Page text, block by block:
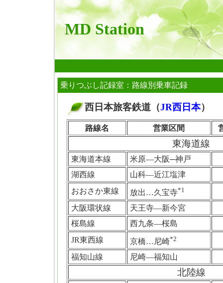
MD Station
乗りつぶし記録室：路線別乗車記録
西日本旅客鉄道（JR西日本）
路線名 営業区間
東海道線
東海道本線
米原―大阪─神戸
湖西線
山科―近江塩津
おおさか東線
放出…久宝寺*1
大阪環状線
天王寺―新今宮
桜島線
西九条―桜島
JR東西線
京橋…尼崎*2
福知山線 尼崎―福知山
北陸線